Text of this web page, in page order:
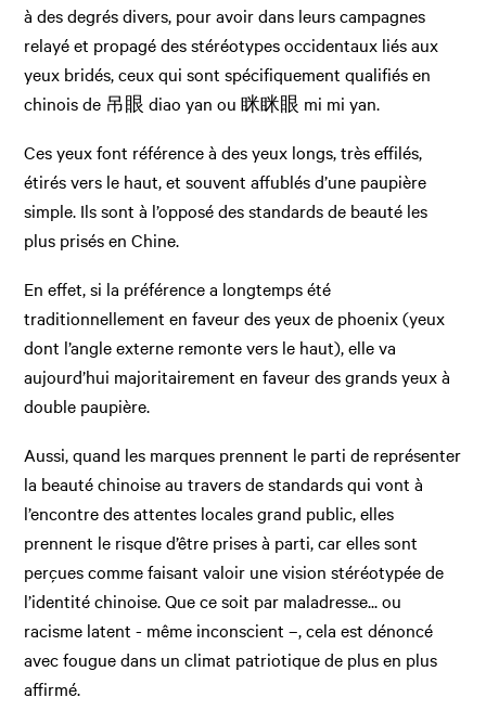
à des degrés divers, pour avoir dans leurs campagnes
relayé et propagé des stéréotypes occidentaux liés aux
yeux bridés, ceux qui sont spécifiquement qualifiés en
chinois de 吊眼 diao yan ou 眯眯眼 mi mi yan.
Ces yeux font référence à des yeux longs, très effilés,
étirés vers le haut, et souvent affublés d’une paupière
simple. Ils sont à l’opposé des standards de beauté les
plus prisés en Chine.
En effet, si la préférence a longtemps été
traditionnellement en faveur des yeux de phoenix (yeux
dont l’angle externe remonte vers le haut), elle va
aujourd’hui majoritairement en faveur des grands yeux à
double paupière.
Aussi, quand les marques prennent le parti de représenter
la beauté chinoise au travers de standards qui vont à
l’encontre des attentes locales grand public, elles
prennent le risque d’être prises à parti, car elles sont
perçues comme faisant valoir une vision stéréotypée de
l’identité chinoise. Que ce soit par maladresse... ou
racisme latent - même inconscient –, cela est dénoncé
avec fougue dans un climat patriotique de plus en plus
affirmé.